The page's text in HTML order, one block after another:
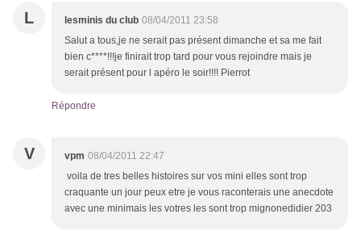
L lesminis du club 08/04/2011 23:58
Salut a tous,je ne serait pas présent dimanche et sa me fait
bien c****!!!je finirait trop tard pour vous rejoindre mais je
serait présent pour l apéro le soir!!!! Pierrot
Répondre
V vpm 08/04/2011 22:47
voila de tres belles histoires sur vos mini elles sont trop
craquante un jour peux etre je vous raconterais une anecdote
avec une minimais les votres les sont trop mignonedidier 203